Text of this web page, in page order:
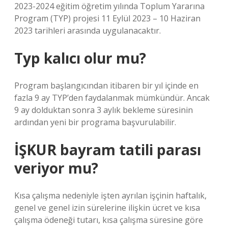
2023-2024 eğitim öğretim yılında Toplum Yararına
Program (TYP) projesi 11 Eylül 2023 – 10 Haziran
2023 tarihleri ​​arasında uygulanacaktır.
Typ kalıcı olur mu?
Program başlangıcından itibaren bir yıl içinde en
fazla 9 ay TYP’den faydalanmak mümkündür. Ancak
9 ay dolduktan sonra 3 aylık bekleme süresinin
ardından yeni bir programa başvurulabilir.
İŞKUR bayram tatili parası
veriyor mu?
Kısa çalışma nedeniyle işten ayrılan işçinin haftalık,
genel ve genel izin sürelerine ilişkin ücret ve kısa
çalışma ödeneği tutarı, kısa çalışma süresine göre